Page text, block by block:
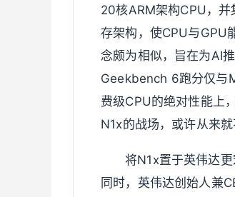
20核ARM架构CPU，
存架构，使CPU与GPU
念颇为相似，旨在为AI
Geekbench 6跑分仅与
费级CPU的绝对性能上
N1x的战场，或许从来
将N1x置于英伟达
同时，英伟达创始人兼